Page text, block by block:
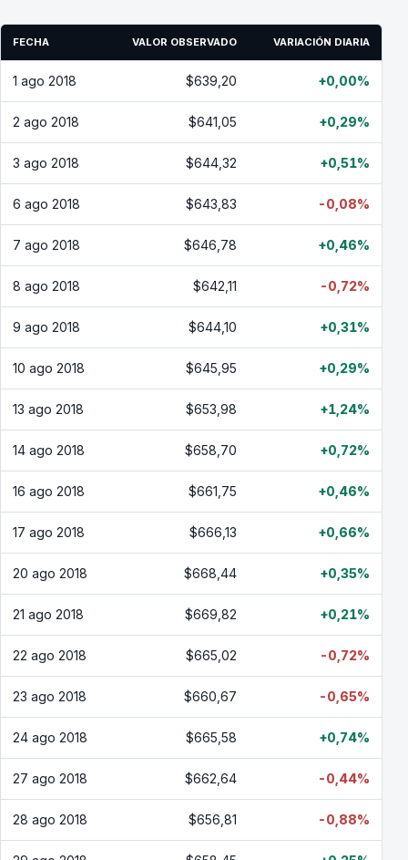
FECHA VALOR OBSERVADO VARIACIÓN DIARIA
1 ago 2018 $639,20 +0,00%
2 ago 2018 $641,05 +0,29%
3 ago 2018 $644,32 +0,51%
6 ago 2018 $643,83 -0,08%
7 ago 2018 $646,78 +0,46%
8 ago 2018 $642,11 -0,72%
9 ago 2018 $644,10 +0,31%
10 ago 2018 $645,95 +0,29%
13 ago 2018 $653,98 +1,24%
14 ago 2018 $658,70 +0,72%
16 ago 2018 $661,75 +0,46%
17 ago 2018 $666,13 +0,66%
20 ago 2018 $668,44 +0,35%
21 ago 2018 $669,82 +0,21%
22 ago 2018 $665,02 -0,72%
23 ago 2018 $660,67 -0,65%
24 ago 2018 $665,58 +0,74%
27 ago 2018 $662,64 -0,44%
28 ago 2018 $656,81 -0,88%